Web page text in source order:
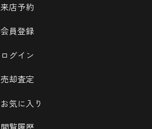
来店予約
会員登録
ログイン
売却査定
お気に入り